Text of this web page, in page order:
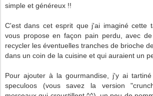
simple et généreux !!
C'est dans cet esprit que j'ai imaginé cette
vous propose en façon pain perdu, avec
recycler les éventuelles tranches de brioche
dans un coin de la cuisine et qui auraient un
Pour ajouter à la gourmandise, j'y ai
speculoos (vous savez la version